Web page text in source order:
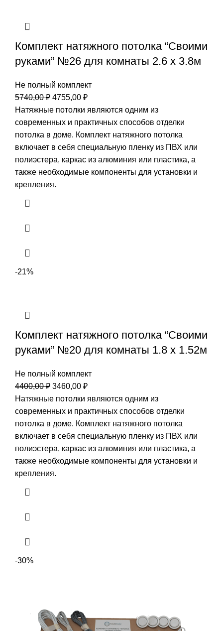
Комплект натяжного потолка “Своими
руками” №26 для комнаты 2.6 х 3.8м
Не полный комплект
5740,00₽ Первоначальная
цена
составляла
5740,00 ₽.
4755,00 ₽Текущая
цена:
4755,00 ₽.
Натяжные потолки являются одним из
современных и практичных способов отделки
потолка в доме. Комплект натяжного потолка
включает в себя специальную пленку из ПВХ или
полиэстера, каркас из алюминия или пластика, а
также необходимые компоненты для установки и
крепления.
-21%
Комплект натяжного потолка “Своими
руками” №20 для комнаты 1.8 х 1.52м
Не полный комплект
4400,00₽ Первоначальная
цена
составляла
4400,00 ₽.
3460,00 ₽Текущая
цена:
3460,00 ₽.
Натяжные потолки являются одним из
современных и практичных способов отделки
потолка в доме. Комплект натяжного потолка
включает в себя специальную пленку из ПВХ или
полиэстера, каркас из алюминия или пластика, а
также необходимые компоненты для установки и
крепления.
-30%